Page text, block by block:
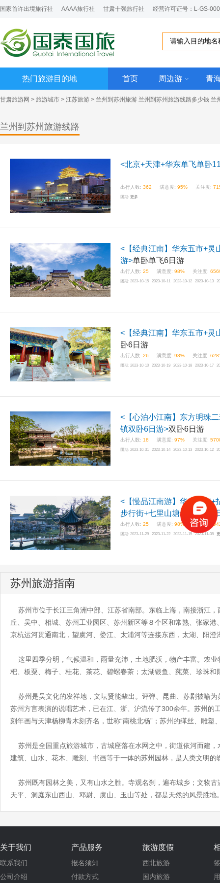
国家首许出境旅行社 AAAA旅行社 甘肃十强旅行社 经营许可证号：L-GS-
热门旅游目的地 首页 周边游 青
甘肃旅游网 > 旅游城市 > 江苏旅游 > 兰州到苏州旅游 兰州到苏州旅游线路多少钱 兰
兰州到苏州旅游线路
<北京+天津+华东单飞单卧
出行人数: 362 满意度: 95% 关注度:
团期: 更多
<【经典江南】华东五市+灵
游>单卧单飞6日游
出行人数: 25 满意度: 98% 关注度:
团期: 2023-10-15 2023-10-11 2023-10-12 2023-10-13
<【经典江南】华东五市+灵
卧6日游
出行人数: 26 满意度: 98% 关注度:
团期: 2023-10-10 2023-10-19 2023-10-18 2023-10-17
<【心泊小江南】东方明珠
镇双卧6日游>双卧6日游
出行人数: 18 满意度: 97% 关注度:
团期: 2023-10-31 2023-10-14 2023-10-13 2023-10-12
<【慢品江南游】华东五市+
步行街+七里山塘老街双飞6
出行人数: 25 满意度: 98% 关注度:
团期: 2023-11-29 2023-11-22 2023-11-15 2023-11-08
苏州旅游指南
苏州市位于长江三角洲中部、江苏省南部。东临上海，南接浙江
丘、吴中、相城、苏州工业园区、苏州新区等８个区和常熟、张家
京杭运河贯通南北，望虞河、娄江、太浦河等连接东西，太湖、阳
这里四季分明，气候温和，雨量充沛，土地肥沃，物产丰富。农
杷、板粟、梅子、桂花、茶花、碧螺春茶；太湖银鱼、莼菜、珍珠和
苏州是吴文化的发祥地，文坛贤能辈出。评弹、昆曲、苏剧被喻为
苏州方言表演的说唱艺术，已在江、浙、沪流传了300余年。苏州的
刻年画与天津杨柳青木刻齐名，世称“南桃北杨”；苏州的缂丝、雕
苏州是全国重点旅游城市，古城座落在水网之中，街道依河而建
建筑、山水、花木、雕刻、书画等于一体的苏州园林，是人类文明
苏州既有园林之美，又有山水之胜。寺观名刹，遍布城乡；文物
天平、洞庭东山西山、邓尉、虞山、玉山等处，都是天然的风景胜地
关于我们
联系我们
公司介绍
产品服务
报名须知
付款方式
旅游度假
西北旅游
国内旅游